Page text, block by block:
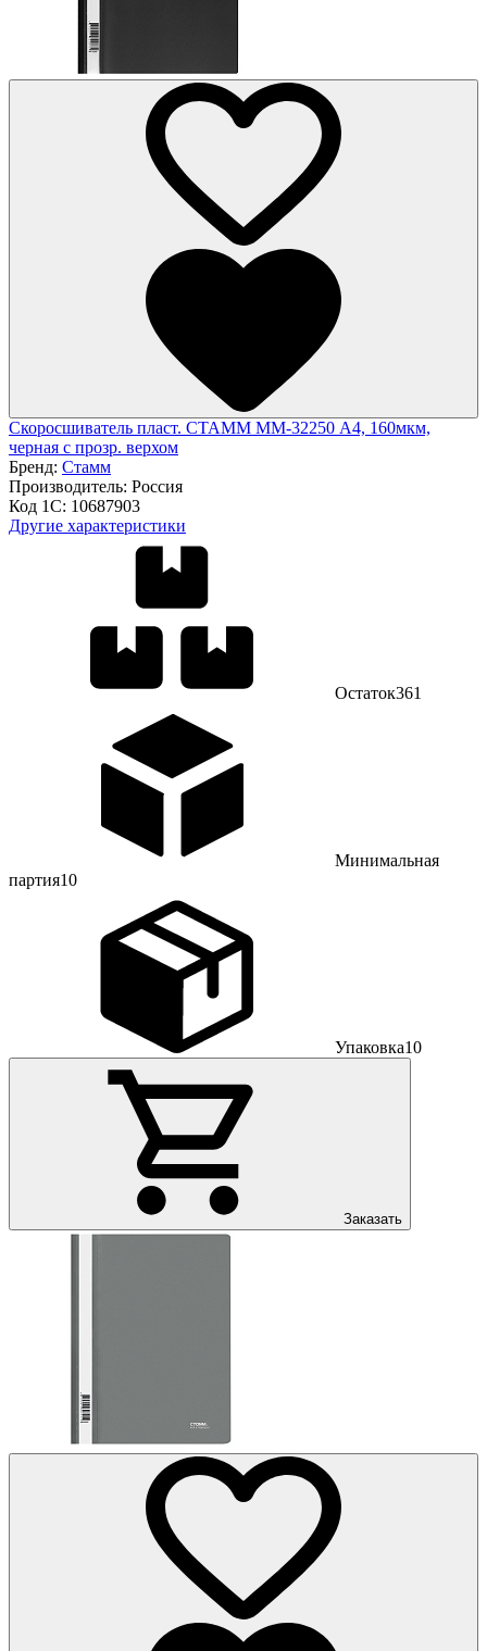
Скоросшиватель пласт. СТАММ ММ-32250 А4, 160мкм,
черная с прозр. верхом
Бренд: Стамм
Производитель: Россия
Код 1С: 10687903
Другие характеристики
Остаток361
Минимальная
партия10
Упаковка10
Заказать